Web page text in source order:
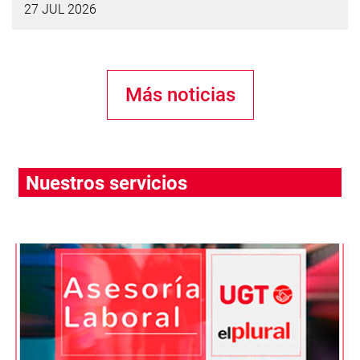
27 JUL 2026
Más noticias
Nuestros servicios